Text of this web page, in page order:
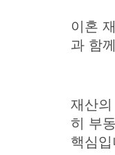
이혼
과 함
재산
히 부
핵심입